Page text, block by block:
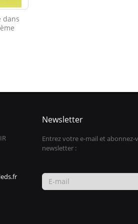
dans
Newsletter
Entrez votre e-mail et abonnez-
newsletter :